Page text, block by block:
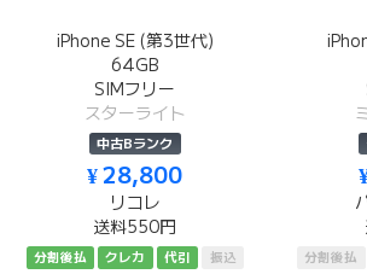
iPhone SE (第3世代)
64GB
SIMフリー
スターライト
中古Bランク
¥ 28,800
リコレ
送料550円
分割後払 クレカ 代引 振込 分割後払